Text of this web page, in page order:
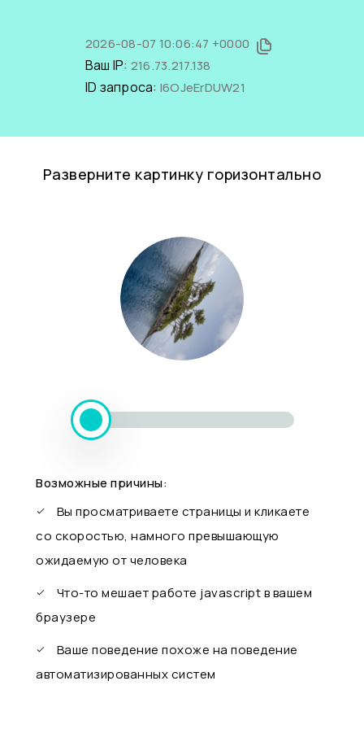
2026-08-07 10:06:47 +0000
Ваш IP: 216.73.217.138
ID запроса: l6OJeErDUW21
Разверните картинку горизонтально
Возможные причины:
Вы просматриваете страницы и кликаете
со скоростью, намного превышающую
ожидаемую от человека
Что-то мешает работе javascript в вашем
браузере
Ваше поведение похоже на поведение
автоматизированных систем